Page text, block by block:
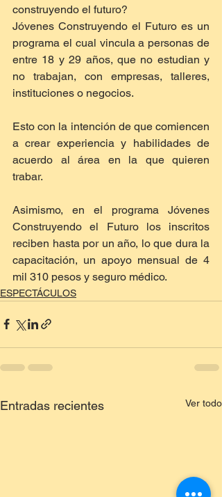
construyendo el futuro?
Jóvenes Construyendo el Futuro es un
programa el cual vincula a personas de
entre 18 y 29 años, que no estudian y
no trabajan, con empresas, talleres,
instituciones o negocios.
Esto con la intención de que comiencen
a crear experiencia y habilidades de
acuerdo al área en la que quieren
trabar.
Asimismo, en el programa Jóvenes
Construyendo el Futuro los inscritos
reciben hasta por un año, lo que dura la
capacitación, un apoyo mensual de 4
mil 310 pesos y seguro médico.
ESPECTÁCULOS
Entradas recientes Ver todo